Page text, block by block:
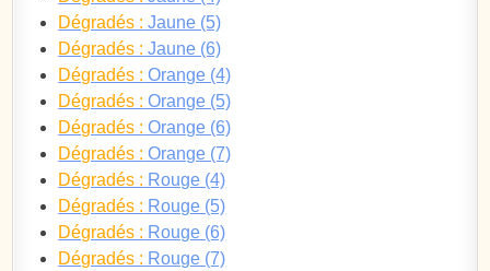
Dégradés : Jaune (5)
Dégradés : Jaune (6)
Dégradés : Orange (4)
Dégradés : Orange (5)
Dégradés : Orange (6)
Dégradés : Orange (7)
Dégradés : Rouge (4)
Dégradés : Rouge (5)
Dégradés : Rouge (6)
Dégradés : Rouge (7)